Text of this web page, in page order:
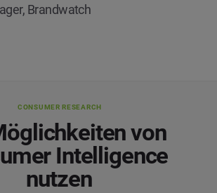
Brandwatch
CONSUMER RESEARCH
von
Intelligence
nutzen